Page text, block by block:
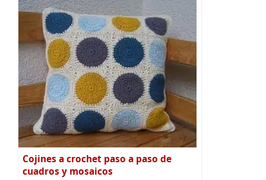
Cojines a crochet paso a paso de
cuadros y mosaicos